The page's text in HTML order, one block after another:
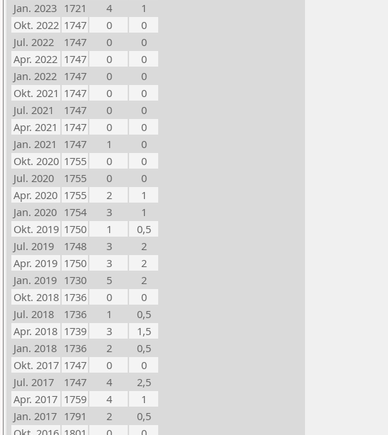
Jan. 2023 1721 4
1
Okt. 2022 1747 0
0
Jul. 2022
1747 0
0
Apr. 2022 1747 0
0
Jan. 2022 1747 0
0
Okt. 2021 1747 0
0
Jul. 2021
1747 0
0
Apr. 2021 1747 0
0
Jan. 2021
1747 1
0
Okt. 2020 1755 0
0
Jul. 2020
1755 0
0
Apr. 2020 1755 2
1
Jan. 2020 1754 3
1
Okt. 2019 1750 1
0,5
Jul. 2019
1748 3
2
Apr. 2019 1750 3
2
Jan. 2019 1730 5
2
Okt. 2018 1736 0
0
Jul. 2018
1736 1
0,5
Apr. 2018 1739 3
1,5
Jan. 2018 1736 2
0,5
Okt. 2017 1747 0
0
Jul. 2017
1747 4
2,5
Apr. 2017 1759 4
1
Jan. 2017 1791 2
0,5